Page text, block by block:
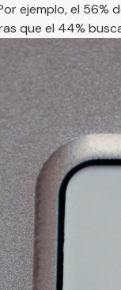
ejemplo, el 56%
que el 44%